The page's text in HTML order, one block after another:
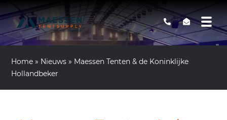
Home » Nieuws » Maessen Tenten & de Koninklijke
Hollandbeker